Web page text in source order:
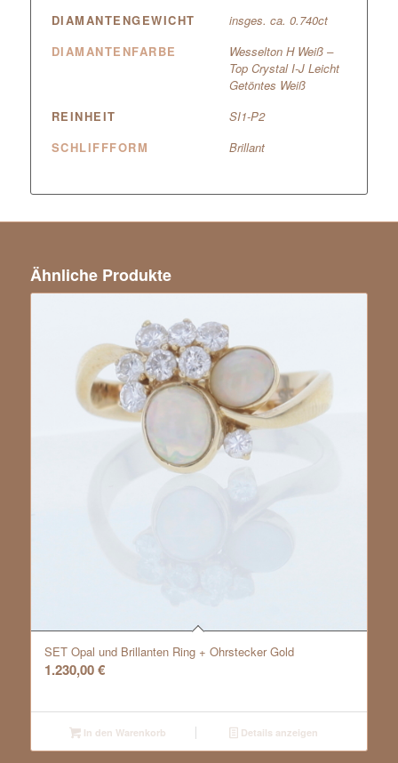
DIAMANTENGEWICHT
insges. ca. 0.740ct
DIAMANTENFARBE
Wesselton H Weiß –
Top Crystal I-J Leicht
Getöntes Weiß
REINHEIT
SI1-P2
SCHLIFFFORM
Brillant
Ähnliche Produkte
SET Opal und Brillanten Ring + Ohrstecker Gold
1.230,00€
In den Warenkorb Details anzeigen